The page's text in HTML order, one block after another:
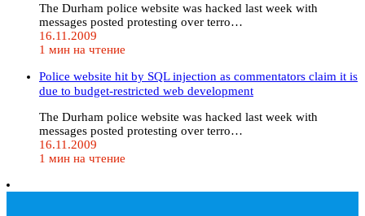
The Durham police website was hacked last week with
messages posted protesting over terro…
16.11.2009
1 мин на чтение
Police website hit by SQL injection as commentators claim it is
due to budget-restricted web development
The Durham police website was hacked last week with
messages posted protesting over terro…
16.11.2009
1 мин на чтение